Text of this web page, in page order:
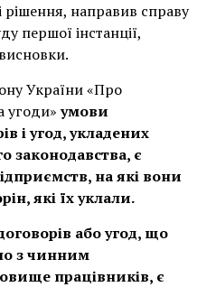
рішення, направив справу
першої інстанції,
України «Про
угоди»умови
і угод, укладених
законодавства, є
на які вони
які їх уклали.
або угод, що
з чинним
працівників, є